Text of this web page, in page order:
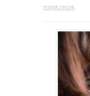
02/05/2025